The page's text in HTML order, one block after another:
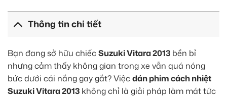
Thông tin chi tiết
Bạn đang sở hữu chiếcSuzuki Vitara 2013 bền bỉ
nhưng cảm thấy không gian trong xe vẫn quá nóng
bức dưới cái nắng gay gắt? Việcdán phim cách nhiệt
Suzuki Vitara 2013 không chỉ là giải pháp làm mát tức